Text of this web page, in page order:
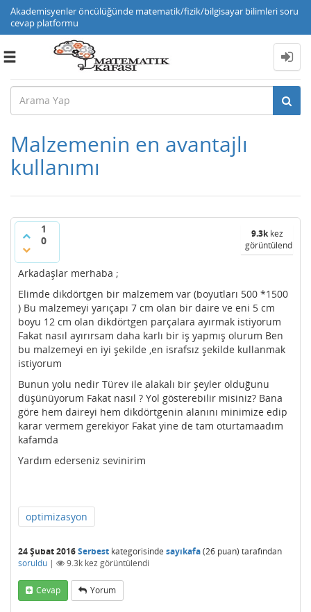
Akademisyenler öncülüğünde matematik/fizik/bilgisayar bilimleri soru
cevap platformu
Toggle
Malzemenin en avantajlı
kullanımı
1
0
9.3kkez
görüntülendi
Arkadaşlar merhaba ;
Elimde dikdörtgen bir malzemem var (boyutları 500 *1500
) Bu malzemeyi yarıçapı 7 cm olan bir daire ve eni 5 cm
boyu 12 cm olan dikdörtgen parçalara ayırmak istiyorum
Fakat nasıl ayırırsam daha karlı bir iş yapmış olurum Ben
bu malzemeyi en iyi şekilde ,en israfsız şekilde kullanmak
istiyorum
Bunun yolu nedir Türev ile alakalı bir şeyler olduğunu
düşünüyorum Fakat nasıl ? Yol gösterebilir misiniz? Bana
göre hem daireyi hem dikdörtgenin alanını minimize edip
karar vermem gerekiyor Fakat yine de tam oturtamaadım
kafamda
Yardım ederseniz sevinirim
optimizasyon
24 Şubat 2016Serbest kategorisinde sayıkafa(26 puan) tarafından
soruldu | 9.3k kez görüntülendi
Cevap Yorum